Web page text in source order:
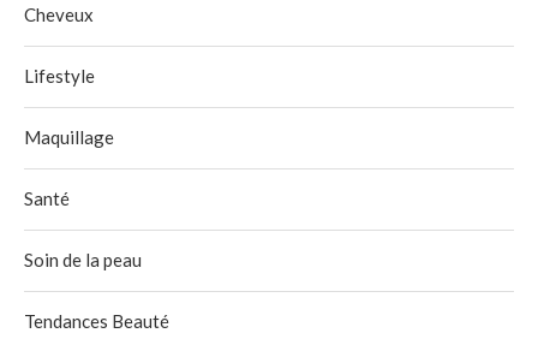
Cheveux
Lifestyle
Maquillage
Santé
Soin de la peau
Tendances Beauté